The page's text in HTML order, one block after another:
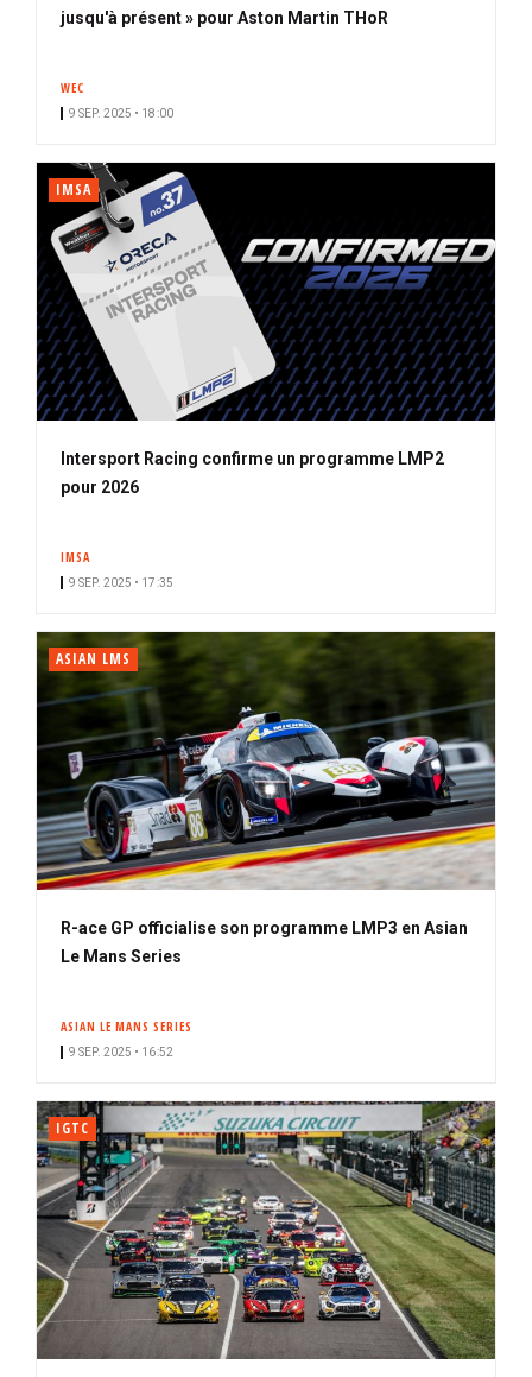
jusqu'à présent » pour Aston Martin THoR
WEC
9 SEP. 2025 • 18:00
IMSA
Intersport Racing confirme un programme LMP2
pour 2026
IMSA
9 SEP. 2025 • 17:35
ASIAN LMS
R-ace GP officialise son programme LMP3 en Asian
Le Mans Series
ASIAN LE MANS SERIES
9 SEP. 2025 • 16:52
IGTC